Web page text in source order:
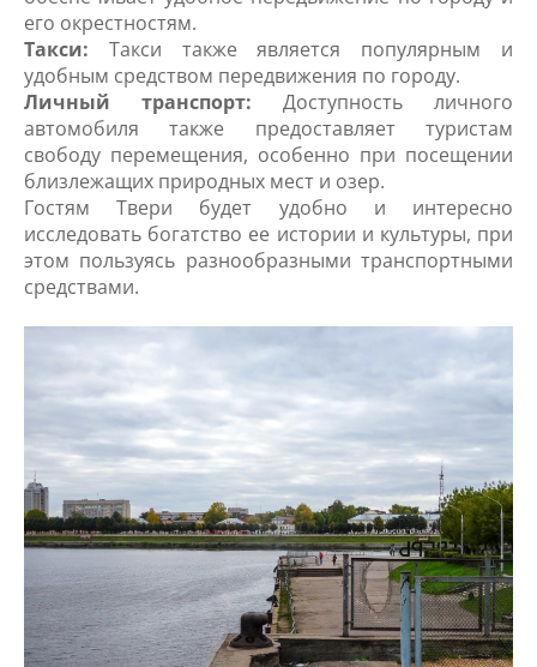
его окрестностям.
Такси: Такси также является популярным и
удобным средством передвижения по городу.
Личный транспорт: Доступность личного
автомобиля также предоставляет туристам
свободу перемещения, особенно при посещении
близлежащих природных мест и озер.
Гостям Твери будет удобно и интересно
исследовать богатство ее истории и культуры, при
этом пользуясь разнообразными транспортными
средствами.